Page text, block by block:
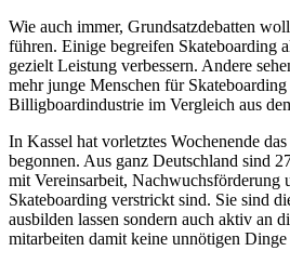
Wie auch immer, Grundsatzdebatten
führen. Einige begreifen Skateboarding
gezielt Leistung verbessern. Andere
mehr junge Menschen für
Billigboardindustrie im Vergleich aus
In Kassel hat vorletztes Wochenende
begonnen. Aus ganz Deutschland sind
mit Vereinsarbeit, Nachwuchsförderung
Skateboarding verstrickt sind. Sie sind
ausbilden lassen sondern auch aktiv an
mitarbeiten damit keine unnötigen Dinge